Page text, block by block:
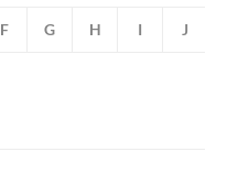
F G H I J